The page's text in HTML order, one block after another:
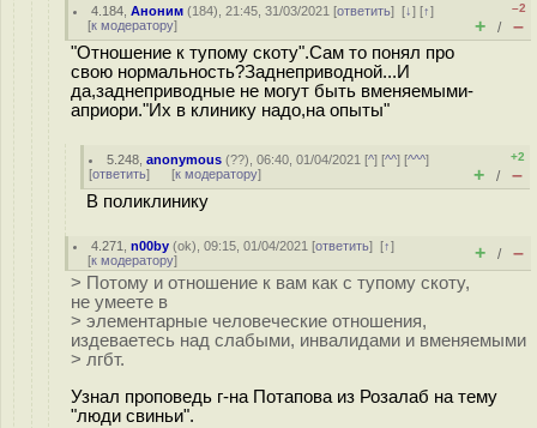
4.184 ,Аноним (184), 21:45, 31/03/2021 [ответить][↓] [↑]
[к модератору]
–2
+ / –
"Отношение к тупому скоту".Сам то понял про
свою нормальность?Заднеприводной...И
да,заднеприводные не могут быть вменяемыми-
априори."Их в клинику надо,на опыты"
5.248 ,anonymous (??), 06:40, 01/04/2021 [^] [^^] [^^^]
[ответить] [к модератору]
+2
+ / –
В поликлинику
4.271 ,n00by (ok), 09:15, 01/04/2021 [ответить][↑]
[к модератору] + / –
> Потому и отношение к вам как с тупому скоту,
не умеете в
> элементарные человеческие отношения,
издеваетесь над слабыми, инвалидами и вменяемыми
> лгбт.
Узнал проповедь г-на Потапова из Розалаб на тему
"люди свиньи".